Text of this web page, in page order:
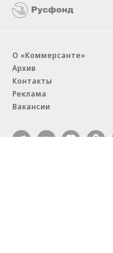
О «Коммерсанте»
Архив
Контакты
Реклама
Вакансии